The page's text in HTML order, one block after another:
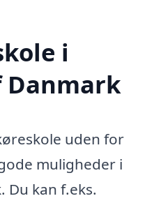
i
Danmark
uden for
muligheder i
Du kan f.eks.